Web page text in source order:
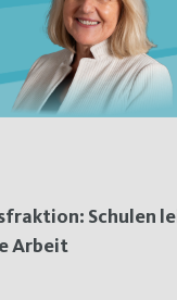
Schulen
Arbeit